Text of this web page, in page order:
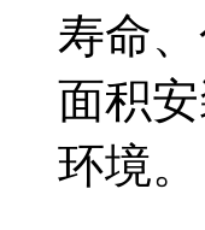
寿命
面积
环境。